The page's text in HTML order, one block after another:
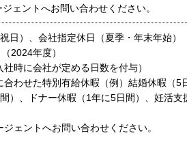
ェントへお問い合わせください。
日）、会社指定休日（夏季・年末年始）
2024年度）
時に会社が定める日数を付与）
合わせた特別有給休暇（例）結婚休暇（5
）、ドナー休暇（1年に5日間）、妊活支
ェントへお問い合わせください。